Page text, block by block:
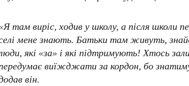
там виріс, ходив у школу, а після школи
мене знають. Батьки там живуть,
які «за» і які підтримують! Хтось
виїжджати за кордон, бо
він.